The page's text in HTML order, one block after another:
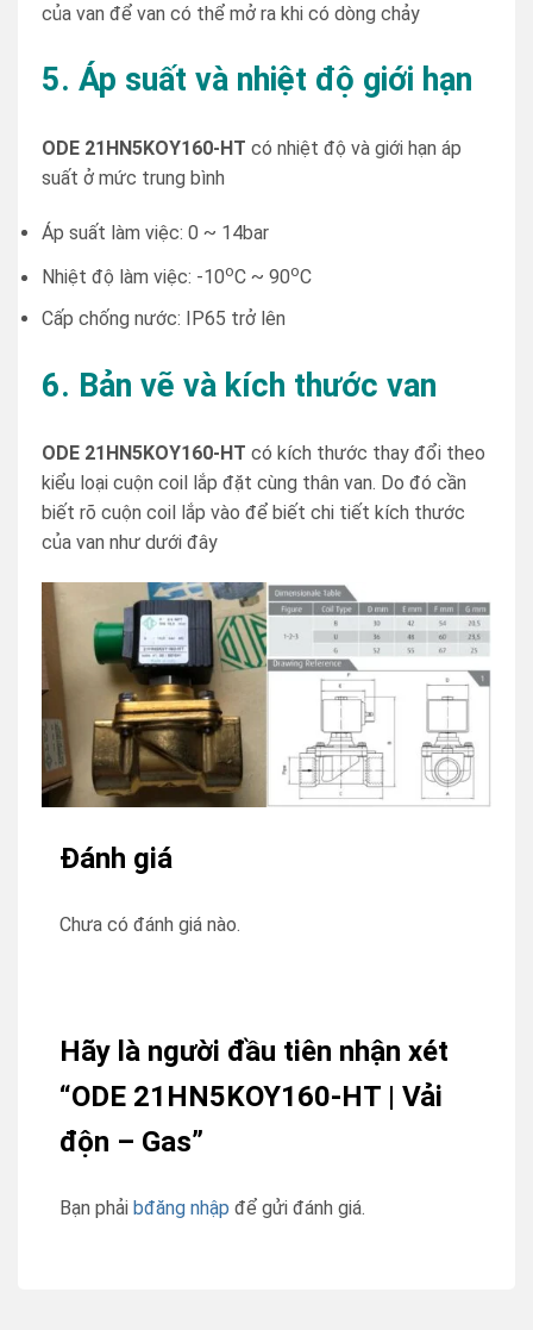
của van để van có thể mở ra khi có dòng chảy
5. Áp suất và nhiệt độ giới hạn
ODE 21HN5KOY160-HT có nhiệt độ và giới hạn áp
suất ở mức trung bình
Áp suất làm việc: 0 ~ 14bar
Nhiệt độ làm việc: -10oC ~ 90oC
Cấp chống nước: IP65 trở lên
6. Bản vẽ và kích thước van
ODE 21HN5KOY160-HT có kích thước thay đổi theo
kiểu loại cuộn coil lắp đặt cùng thân van. Do đó cần
biết rõ cuộn coil lắp vào để biết chi tiết kích thước
của van như dưới đây
Đánh giá
Chưa có đánh giá nào.
Hãy là người đầu tiên nhận xét
“ODE 21HN5KOY160-HT | Vải
độn – Gas”
Bạn phải bđăng nhập để gửi đánh giá.